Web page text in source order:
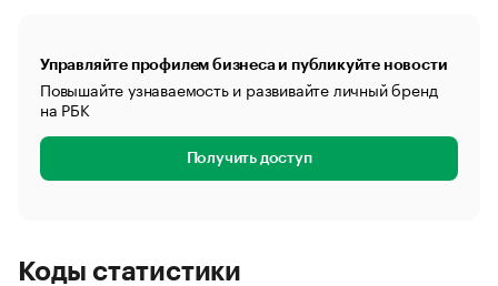
Управляйте профилем бизнеса и публикуйте новости
Повышайте узнаваемость и развивайте личный бренд
на РБК
Получить доступ
Коды статистики